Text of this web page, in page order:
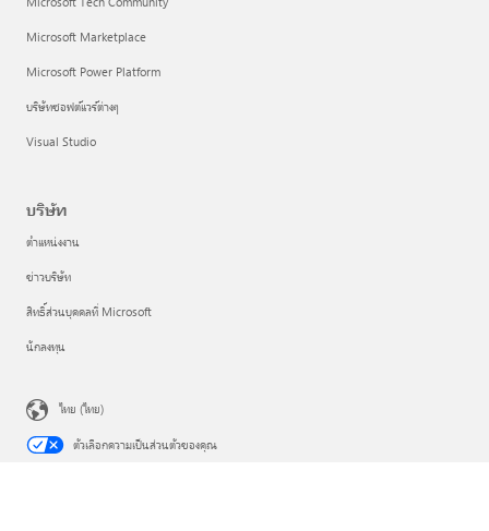
Microsoft Marketplace
Microsoft Power Platform
บริษัทซอฟต์แวร์ต่างๆ
Visual Studio
บริษัท
ตำแหน่งงาน
ข่าวบริษัท
สิทธิ์ส่วนบุคคลที่ Microsoft
นักลงทุน
ไทย (ไทย)
ตัวเลือกความเป็นส่วนตัวของคุณ